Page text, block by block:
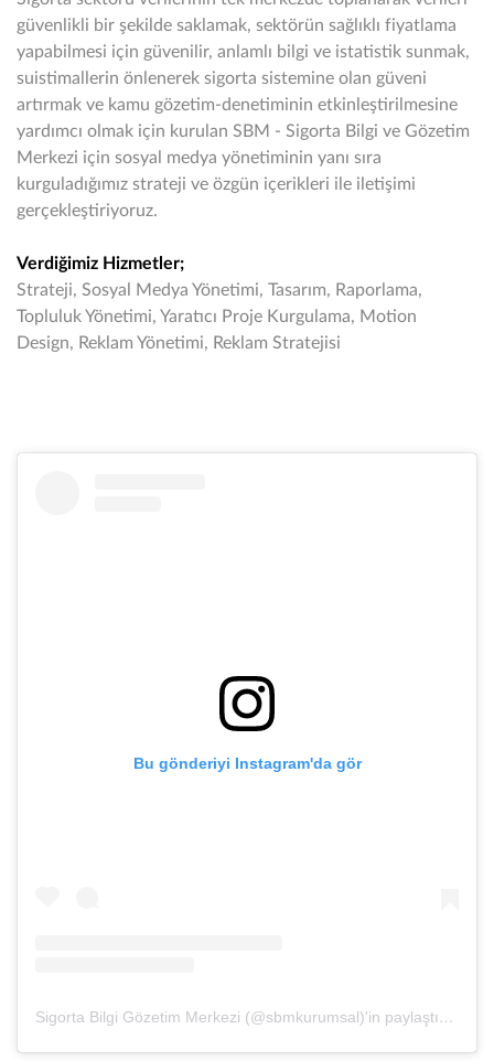
güvenlikli bir şekilde saklamak, sektörün sağlıklı fiyatlama
yapabilmesi için güvenilir, anlamlı bilgi ve istatistik sunmak,
suistimallerin önlenerek sigorta sistemine olan güveni
artırmak ve kamu gözetim-denetiminin etkinleştirilmesine
yardımcı olmak için kurulan SBM - Sigorta Bilgi ve Gözetim
Merkezi için sosyal medya yönetiminin yanı sıra
kurguladığımız strateji ve özgün içerikleri ile iletişimi
gerçekleştiriyoruz.
Verdiğimiz Hizmetler;
Strateji, Sosyal Medya Yönetimi, Tasarım, Raporlama,
Topluluk Yönetimi, Yaratıcı Proje Kurgulama, Motion
Design, Reklam Yönetimi, Reklam Stratejisi
Bu gönderiyi Instagram'da gör
Sigorta Bilgi Gözetim Merkezi (@sbmkurumsal)'in paylaştığı bir gönderi